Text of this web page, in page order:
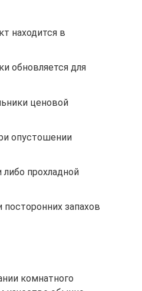
находится в
обновляется для
ценовой
опустошении
либо прохладной
запахов
комнатного